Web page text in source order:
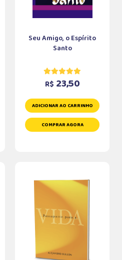
Seu Amigo, o Espírito
Santo
R$ 23,50
ADICIONAR AO CARRINHO
COMPRAR AGORA